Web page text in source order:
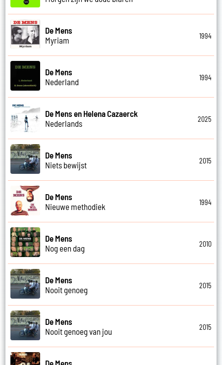
De Mens
Myriam
1994
De Mens
Nederland
1994
De Mens en Helena Cazaerck
Nederlands
2025
De Mens
Niets bewijst
2015
De Mens
Nieuwe methodiek
1994
De Mens
Nog een dag
2010
De Mens
Nooit genoeg
2015
De Mens
Nooit genoeg van jou
2015
De Mens